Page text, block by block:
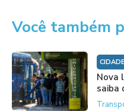
Você também
CIDADE
Nova
saiba